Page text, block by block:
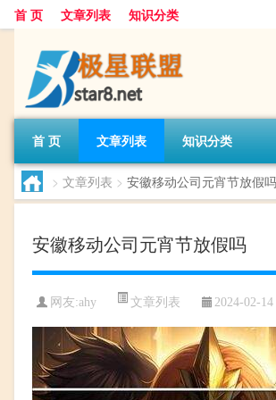
首 页 文章列表 知识分类
首 页 文章列表 知识分类
> 文章列表 > 安徽移动公司元宵节放假吗
安徽移动公司元宵节放假吗
网友:ahy 文章列表 2024-02-